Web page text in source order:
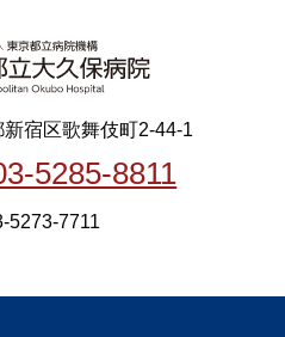
宿区歌舞伎町2-44-1
5285-8811
5273-7711